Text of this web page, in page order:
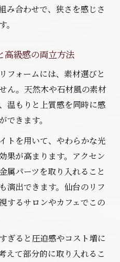
み合わせで、狭さを感じさ
高級感の両立方法
フォームには、素材選びと
ん。天然木や石材風の素材
温もりと上質感を同時に感
できます。
トを用いて、やわらかな光
果が高まります。アクセン
属パーツを取り入れること
演出できます。仙台のリフ
するサロンやカフェでこの
ぎると圧迫感やコスト増に
えて部分的に取り入れるこ